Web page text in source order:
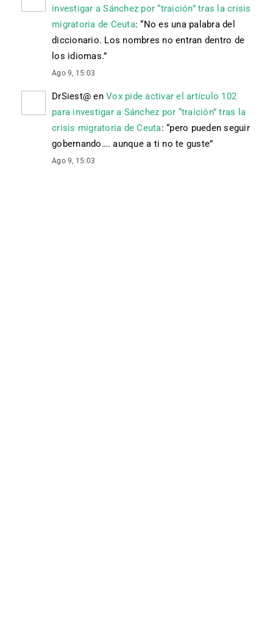
investigar a Sánchez por “traición” tras la crisis
migratoria de Ceuta: “No es una palabra del
diccionario. Los nombres no entran dentro de
los idiomas.”
Ago 9, 15:03
DrSiest@ en Vox pide activar el artículo 102
para investigar a Sánchez por “traición” tras la
crisis migratoria de Ceuta: “pero pueden seguir
gobernando…. aunque a ti no te guste”
Ago 9, 15:03